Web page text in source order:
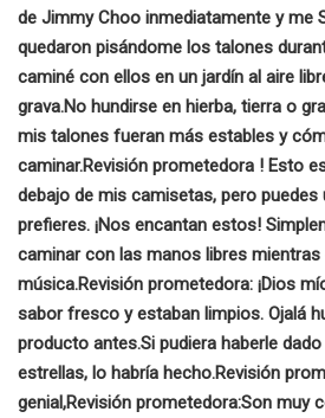
de Jimmy Choo inmediatamente y me
quedaron pisándome los talones
caminé con ellos en un jardín al aire
grava.No hundirse en hierba, tierra o
mis talones fueran más estables y
caminar.Revisión prometedora ! Esto
debajo de mis camisetas, pero
prefieres. ¡Nos encantan estos!
caminar con las manos libres
música.Revisión prometedora: ¡Dios
sabor fresco y estaban limpios. Ojalá
producto antes.Si pudiera haberle
estrellas, lo habría hecho.Revisión
genial,Revisión prometedora:Son muy